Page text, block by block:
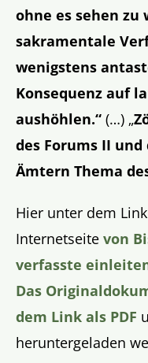
ohne es sehen
sakramentale
wenigstens
Konsequenz auf
aushöhlen.“ (…) „
des Forums II und
Ämtern Thema
Hier unter dem
Internetseite von
verfasste
Das
dem Link als PDF
heruntergeladen